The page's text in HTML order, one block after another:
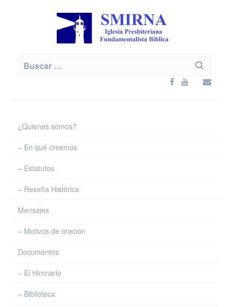
¿Quienes somos?
– En qué creemos
– Estatutos
– Reseña Histórica
Mensajes
– Motivos de oración
Documentos
– El Himnario
– Biblioteca